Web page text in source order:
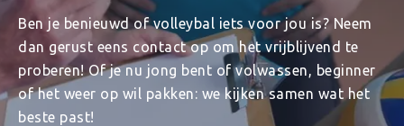
Ben je benieuwd of volleybal iets voor jou is? Neem
dan gerust eens contact op om het vrijblijvend te
proberen! Of je nu jong bent of volwassen, beginner
of het weer op wil pakken: we kijken samen wat het
beste past!